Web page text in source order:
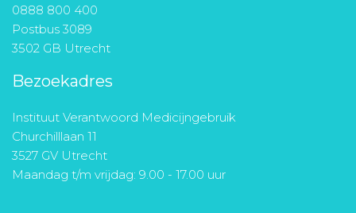
0888 800 400
Postbus 3089
3502 GB Utrecht
Bezoekadres
Instituut Verantwoord Medicijngebruik
Churchilllaan 11
3527 GV Utrecht
Maandag t/m vrijdag: 9.00 - 17.00 uur